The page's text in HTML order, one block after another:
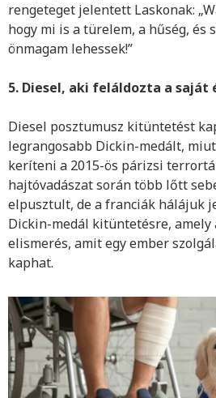
rengeteget jelentett Laskonak:
hogy mi is a türelem, a hűség, és
önmagam lehessek!”
5. Diesel, aki feláldozta a saját
Diesel posztumusz kitüntetést
legrangosabb Dickin-medált,
keríteni a 2015-ös párizsi
hajtóvadászat során több lőtt
elpusztult, de a franciák hálájuk
Dickin-medál kitüntetésre, amely
elismerés, amit egy ember
kaphat.